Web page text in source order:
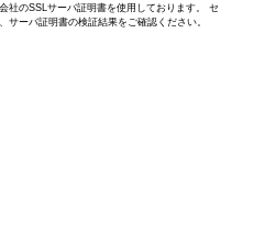
社のSSLサーバ証明書を使用しております。 セ
サーバ証明書の検証結果をご確認ください。